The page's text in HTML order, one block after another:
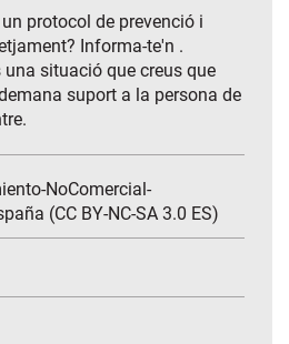
protocol de prevenció i
Informa-te'n .
situació que creus que
suport a la persona de
NoComercial-
(CC BY-NC-SA 3.0 ES)